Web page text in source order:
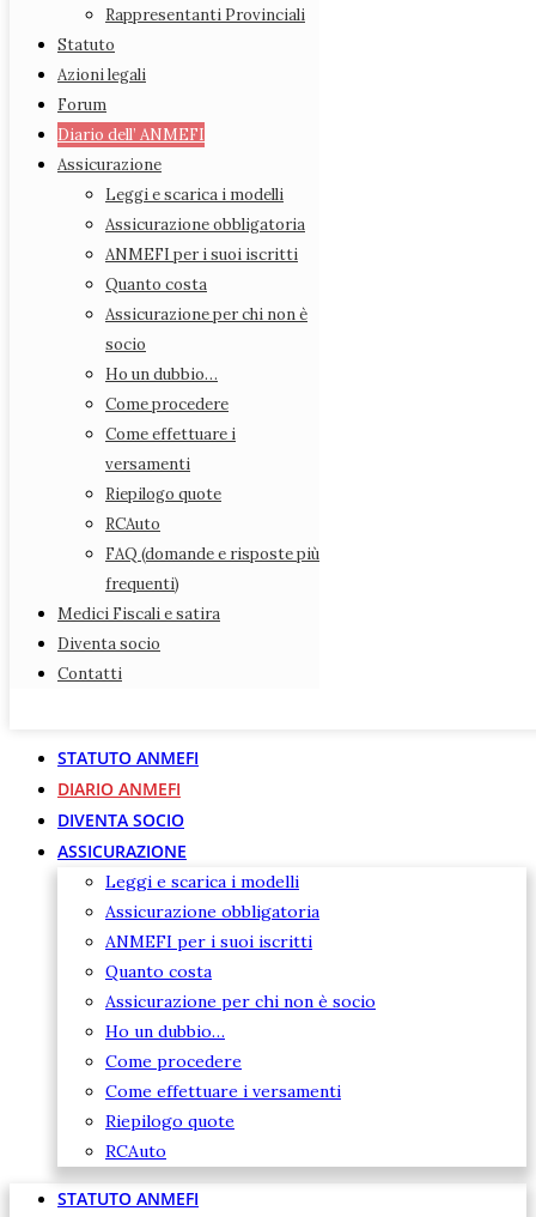
Rappresentanti Provinciali
Statuto
Azioni legali
Forum
Diario dell’ ANMEFI
Assicurazione
Leggi e scarica i modelli
Assicurazione obbligatoria
ANMEFI per i suoi iscritti
Quanto costa
Assicurazione per chi non è
socio
Ho un dubbio…
Come procedere
Come effettuare i
versamenti
Riepilogo quote
RCAuto
FAQ (domande e risposte più
frequenti)
Medici Fiscali e satira
Diventa socio
Contatti
Chi siamo
Consiglio Nazionale (consiglieri regionali)
Statuto
Azioni legali
Forum
Diario dell’ ANMEFI
Assicurazione
Leggi e scarica i modelli
Assicurazione obbligatoria
ANMEFI per i suoi iscritti
Quanto costa
Assicurazione per chi non è socio
Ho un dubbio…
Come procedere
Come effettuare i versamenti
Riepilogo quote
RCAuto
FAQ (domande e risposte più frequenti)
Medici Fiscali e satira
Diventa socio
Contatti
STATUTO ANMEFI
DIARIO ANMEFI
DIVENTA SOCIO
ASSICURAZIONE
Leggi e scarica i modelli
Assicurazione obbligatoria
ANMEFI per i suoi iscritti
Quanto costa
Assicurazione per chi non è socio
Ho un dubbio…
Come procedere
Come effettuare i versamenti
Riepilogo quote
RCAuto
STATUTO ANMEFI